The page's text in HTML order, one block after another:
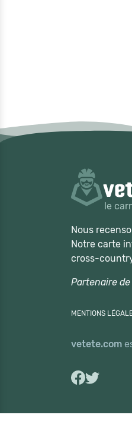
le
Nous
Notre carte
cross-
Partenaire
MENTIONS
vetete.com